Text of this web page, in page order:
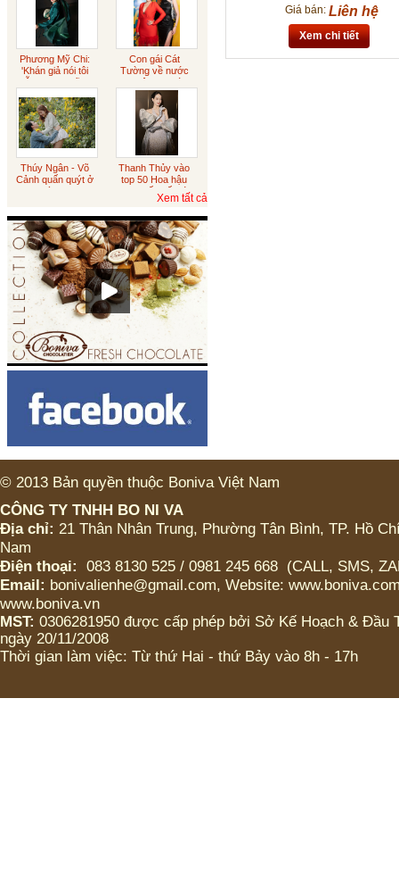
Sôcôla rắc vàng
Sôcôla vỏ cam
Tết trung thu
Sôcôla Theo Yêu Cầu
Khách Hàng
Theo Yêu Cầu
HOẶC KHÔNG)
ICED CHOCO MOKA LY
VỪA (CÓ TRÂN CHÂU
ICED CHOCO LY LỚN
(CÓ TRÂN CHÂU HOẶC
KHÔNG)
ICED CHOCO LY VỬA
Phương Mỹ Chi:
'Khán giả nói tôi
diễn sượng cũng
Con gái Cát
Tường về nước
xin việc sau tám
năm du học
Australia
Thúy Ngân - Võ
Cảnh quấn quýt ở
Đà Lạt
Thanh Thủy vào
top 50 Hoa hậu
đẹp nhất thế giới
Xem tất cả
Giá bán: Liên hệ
Xem chi tiết
© 2013 Bản quyền thuộc Boniva Việt Nam
CÔNG TY TNHH BO NI VA
Địa chỉ: 21 Thân Nhân Trung, Phường Tân Bình, TP. Hồ
Nam
Điện thoại:
083 8130 525 / 0981 245 668 (CALL, SMS,
Email: bonivalienhe@gmail.com, Website:
www.boniva.vn
MST: 0306281950 được cấp phép bởi Sở Kế Hoạch & Đầu
ngày 20/11/2008
Thời gian làm việc: Từ thứ Hai - thứ Bảy vào 8h - 17h